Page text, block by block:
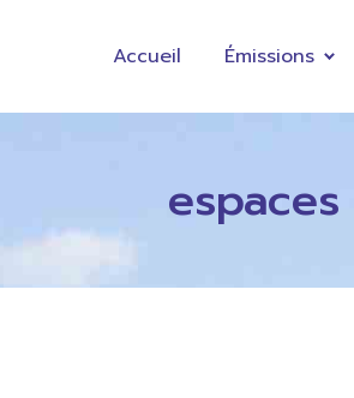
Accueil Émissions
espaces